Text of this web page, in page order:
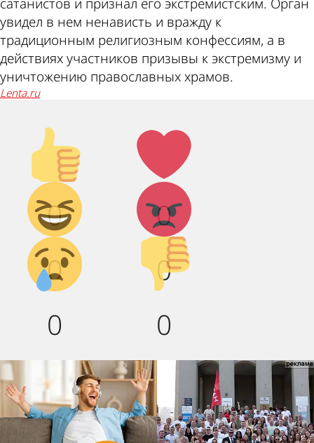
сатанистов и признал его экстремистским. Орган
увидел в нем ненависть и вражду к
традиционным религиозным конфессиям, а в
действиях участников призывы к экстремизму и
уничтожению православных храмов.
lenta.ru
Палец
вверх!
0
Лайк!
0
Дикий
смех!
0
Агрессия!
0
Грусть :(
0
Палец
вниз!
0